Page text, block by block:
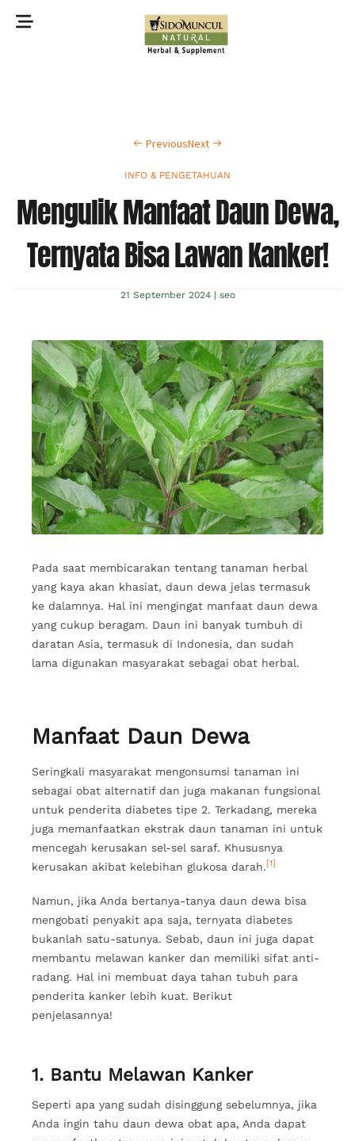
PreviousNext
INFO & PENGETAHUAN
Mengulik Manfaat Daun Dewa,
Ternyata Bisa Lawan Kanker!
21 September 2024 | seo
Pada saat membicarakan tentang tanaman herbal
yang kaya akan khasiat, daun dewa jelas termasuk
ke dalamnya. Hal ini mengingat manfaat daun dewa
yang cukup beragam. Daun ini banyak tumbuh di
daratan Asia, termasuk di Indonesia, dan sudah
lama digunakan masyarakat sebagai obat herbal.
Manfaat Daun Dewa
Seringkali masyarakat mengonsumsi tanaman ini
sebagai obat alternatif dan juga makanan fungsional
untuk penderita diabetes tipe 2. Terkadang, mereka
juga memanfaatkan ekstrak daun tanaman ini untuk
mencegah kerusakan sel-sel saraf. Khususnya
kerusakan akibat kelebihan glukosa darah. [1]
Namun, jika Anda bertanya-tanya daun dewa bisa
mengobati penyakit apa saja, ternyata diabetes
bukanlah satu-satunya. Sebab, daun ini juga dapat
membantu melawan kanker dan memiliki sifat anti-
radang. Hal ini membuat daya tahan tubuh para
penderita kanker lebih kuat. Berikut
penjelasannya!
1. Bantu Melawan Kanker
Seperti apa yang sudah disinggung sebelumnya, jika
Anda ingin tahu daun dewa obat apa, Anda dapat